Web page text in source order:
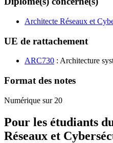
Architecte Réseaux et
UE de rattachement
ARC730 : Architecture
Format des notes
Numérique sur 20
Pour les étudiants
Réseaux et